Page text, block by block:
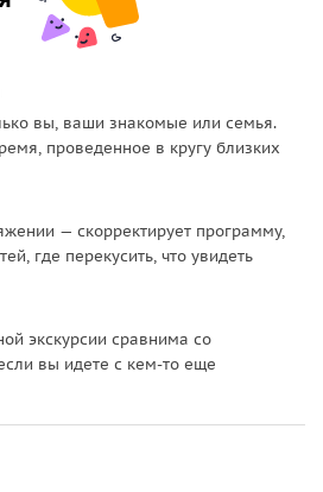
вы, ваши знакомые или семья.
проведенное в кругу близких
— скорректирует программу,
где перекусить, что увидеть
экскурсии сравнима со
вы идете с кем-то еще